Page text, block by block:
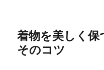
着物を美しく
そのコツ